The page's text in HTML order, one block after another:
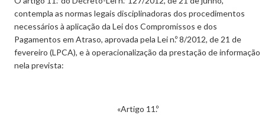
contempla as normas legais disciplinadoras dos procedimentos
necessários à aplicação da Lei dos Compromissos e dos
Pagamentos em Atraso, aprovada pela Lei n.º 8/2012, de 21 de
fevereiro (LPCA), e à operacionalização da prestação de informação
nela prevista:
«Artigo 11.º